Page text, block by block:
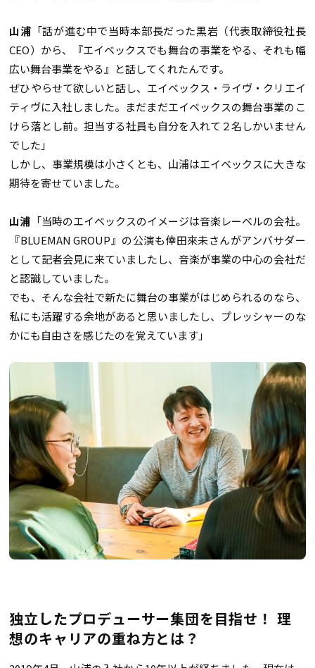
山浦 「話が進む中で当時本部長だった黒岩（代表取締役社長
CEO）から、『エイベックスでも舞台の事業をやる、それも幅
広い舞台事業をやる』と話してくれたんです。
ぜひやらせて欲しいと話し、エイベックス・ライヴ・クリエイ
ティヴに入社しました。まだまだエイベックスの舞台事業のこ
けら落とし前。担当する社員も自分を入れて２名しかいません
でした」
しかし、事業規模は小さくとも、山浦はエイベックスに大きな
期待を寄せていました。
山浦 「当時のエイベックスのイメージは音楽レーベルの会社。
『BLUEMAN GROUP』の公演も倖田來未さんがアンバサダー
として記者会見に来ていましたし、音楽が事業の中心の会社だ
と認識していました。
でも、そんな会社で新たに舞台の事業がはじめられるのなら、
私にも活躍する余地があると思いましたし、プレッシャーのな
かにも自由さを感じたのを覚えています」
独立したプロデューサー集団を目指せ！ 理
想のキャリアの重ね方とは？